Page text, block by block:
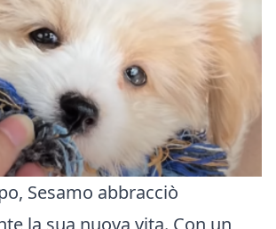
Sesamo abbracciò
la sua nuova vita. Con un